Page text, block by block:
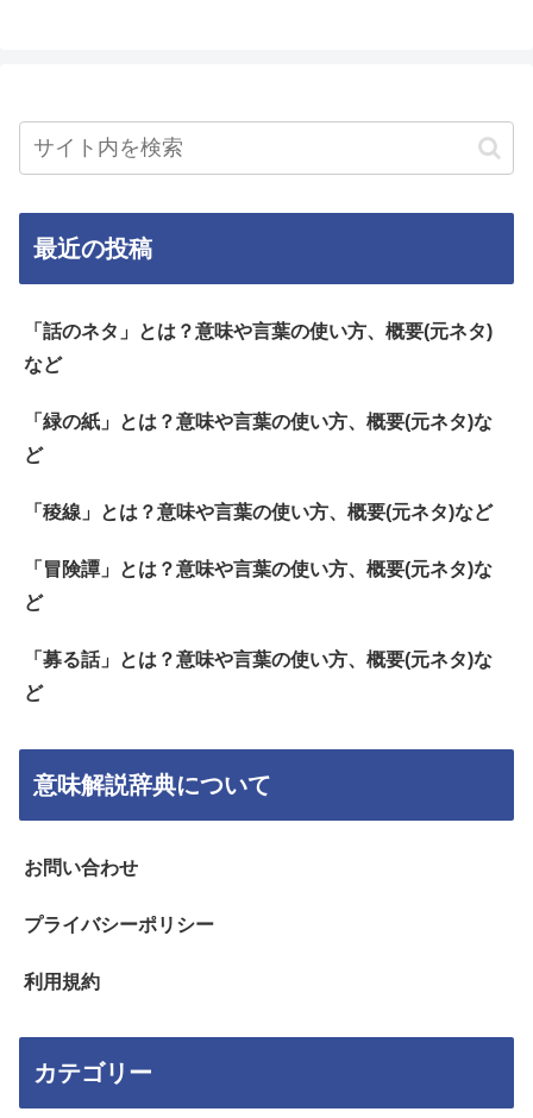
最近の投稿
「話のネタ」とは？意味や言葉の使い方、概要(元ネタ)
など
「緑の紙」とは？意味や言葉の使い方、概要(元ネタ)な
ど
「稜線」とは？意味や言葉の使い方、概要(元ネタ)など
「冒険譚」とは？意味や言葉の使い方、概要(元ネタ)な
ど
「募る話」とは？意味や言葉の使い方、概要(元ネタ)な
ど
意味解説辞典について
お問い合わせ
プライバシーポリシー
利用規約
カテゴリー